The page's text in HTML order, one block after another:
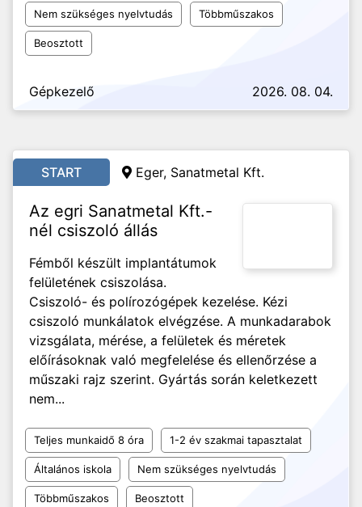
Nem szükséges nyelvtudás Többműszakos
Beosztott
Gépkezelő 2026. 08. 04.
START Eger, Sanatmetal Kft.
Az egri Sanatmetal Kft.-
nél csiszoló állás
Fémből készült implantátumok
felületének csiszolása.
Csiszoló- és polírozógépek kezelése. Kézi
csiszoló munkálatok elvégzése. A munkadarabok
vizsgálata, mérése, a felületek és méretek
előírásoknak való megfelelése és ellenőrzése a
műszaki rajz szerint. Gyártás során keletkezett
nem...
Teljes munkaidő 8 óra 1-2 év szakmai tapasztalat
Általános iskola Nem szükséges nyelvtudás
Többműszakos Beosztott